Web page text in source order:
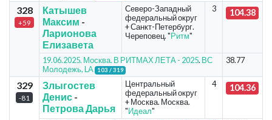
328
+59
Катышев
Максим -
Ларионова
Елизавета
Северо-Западный
федеральный округ
+ Санкт-Петербург.
Череповец. "Ритм"
3 104.38
19.06.2025. Москва. В РИТМАХ ЛЕТА - 2025. ВС
Молодежь, LA
103 / 319
38.77
329
-81
Злыгостев
Денис-
Петрова Дарья
Центральный
федеральный округ
+ Москва. Москва.
"Идеал"
4 104.36